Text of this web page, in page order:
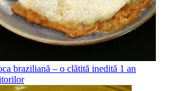
braziliană – o clătită inedită 1 an